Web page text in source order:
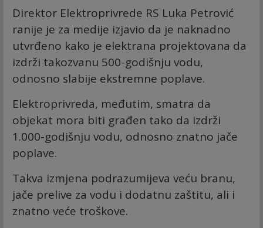
Direktor Elektroprivrede RS Luka Petrović
ranije je za medije izjavio da je naknadno
utvrđeno kako je elektrana projektovana da
izdrži takozvanu 500-godišnju vodu,
odnosno slabije ekstremne poplave.
Elektroprivreda, međutim, smatra da
objekat mora biti građen tako da izdrži
1.000-godišnju vodu, odnosno znatno jače
poplave.
Takva izmjena podrazumijeva veću branu,
jače prelive za vodu i dodatnu zaštitu, ali i
znatno veće troškove.